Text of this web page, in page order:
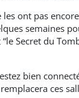
les ont pas
semaines
Secret du
bien
ces